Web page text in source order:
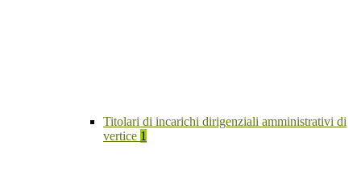
Titolari di incarichi dirigenziali amministrativi di
vertice 1